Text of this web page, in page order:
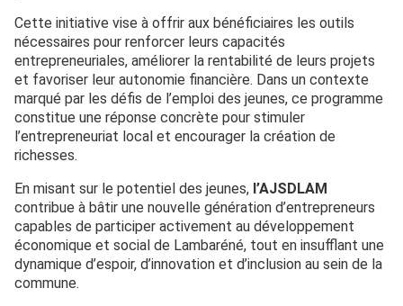
Cette initiative vise à offrir aux bénéficiaires les outils
nécessaires pour renforcer leurs capacités
entrepreneuriales, améliorer la rentabilité de leurs projets
et favoriser leur autonomie financière. Dans un contexte
marqué par les défis de l’emploi des jeunes, ce programme
constitue une réponse concrète pour stimuler
l’entrepreneuriat local et encourager la création de
richesses.
En misant sur le potentiel des jeunes, l’AJSDLAM
contribue à bâtir une nouvelle génération d’entrepreneurs
capables de participer activement au développement
économique et social de Lambaréné, tout en insufflant une
dynamique d’espoir, d’innovation et d’inclusion au sein de la
commune.